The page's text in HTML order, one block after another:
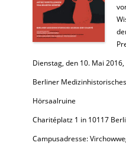
Dienstag, den 10. Mai
Berliner
Hörsaalruine
Charitéplatz 1 in 10117
Campusadresse: